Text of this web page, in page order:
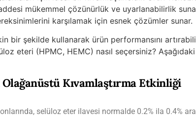
mükemmel çözünürlük ve uyarlanabilirlik
karşılamak için esnek çözümler sunar.
bir şekilde kullanarak ürün performansını
eteri (HPMC, HEMC) nasıl seçersiniz?
Kıvamlaştırma Etkinliği
selüloz eter ilavesi normalde 0.2% ila 0.4%